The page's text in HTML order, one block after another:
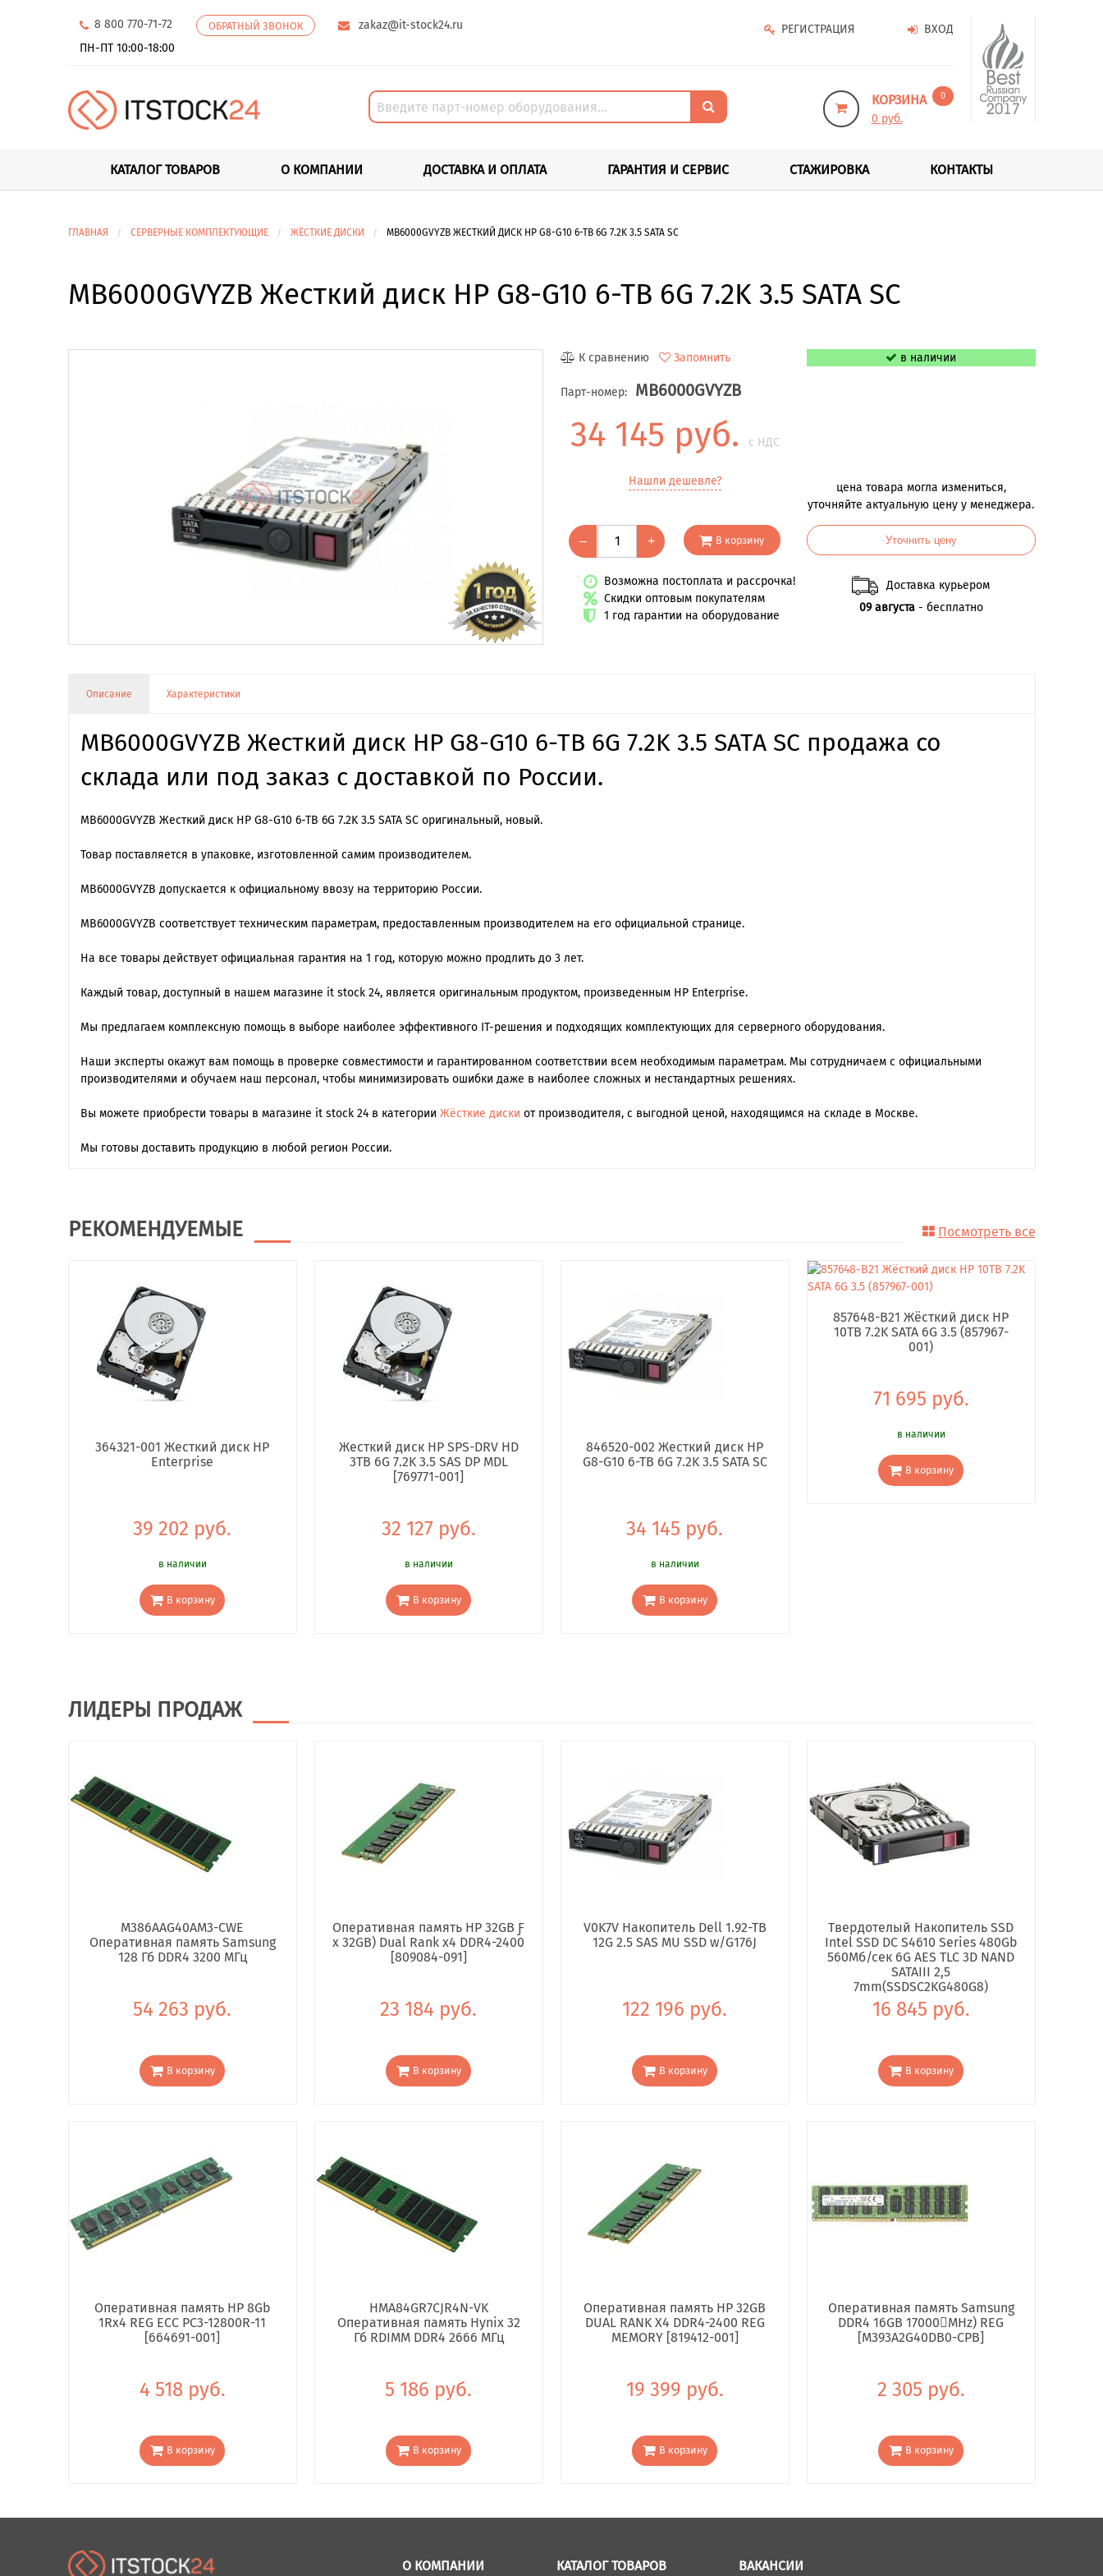
8 800 770-71-72 ОБРАТНЫЙ ЗВОНОК
zakaz@it-stock24.ru
ПН-ПТ 10:00-18:00
ВХОД
РЕГИСТРАЦИЯ
КОРЗИНА 0
0 руб.
КАТАЛОГ ТОВАРОВ О КОМПАНИИ ДОСТАВКА И ОПЛАТА ГАРАНТИЯ И СЕРВИС СТАЖИРОВКА КОНТАКТЫ
ГЛАВНАЯ СЕРВЕРНЫЕ КОМПЛЕКТУЮЩИЕ ЖЁСТКИЕ ДИСКИ MB6000GVYZB ЖЕСТКИЙ ДИСК HP G8-G10 6-TB 6G 7.2K 3.5 SATA SC
MB6000GVYZB Жесткий диск HP G8-G10 6-TB 6G 7.2K 3.5 SATA SC
К сравнению Запомнить
Парт-номер: MB6000GVYZB
34 145 руб. с НДС
Нашли дешевле?
– + В корзину
Возможна постоплата и рассрочка!
Скидки оптовым покупателям
1 год гарантии на оборудование
в наличии
цена товара могла измениться,
уточняйте актуальную цену у менеджера.
Уточнить цену
Доставка курьером
09 августа- бесплатно
Описание Характеристики
MB6000GVYZB Жесткий диск HP G8-G10 6-TB 6G 7.2K 3.5 SATA SC продажа со
склада или под заказ с доставкой по России.
MB6000GVYZB Жесткий диск HP G8-G10 6-TB 6G 7.2K 3.5 SATA SC оригинальный, новый.
Товар поставляется в упаковке, изготовленной самим производителем.
MB6000GVYZB допускается к официальному ввозу на территорию России.
MB6000GVYZB cоответствует техническим параметрам, предоставленным производителем на его официальной странице.
На все товары действует официальная гарантия на 1 год, которую можно продлить до 3 лет.
Каждый товар, доступный в нашем магазине it stock 24, является оригинальным продуктом, произведенным HP Enterprise.
Мы предлагаем комплексную помощь в выборе наиболее эффективного IT-решения и подходящих комплектующих для серверного оборудования.
Наши эксперты окажут вам помощь в проверке совместимости и гарантированном соответствии всем необходимым параметрам. Мы сотрудничаем с официальными
производителями и обучаем наш персонал, чтобы минимизировать ошибки даже в наиболее сложных и нестандартных решениях.
Вы можете приобрести товары в магазине it stock 24 в категории Жёсткие диски от производителя, с выгодной ценой, находящимся на складе в Москве.
Мы готовы доставить продукцию в любой регион России.
РЕКОМЕНДУЕМЫЕ Посмотреть все
364321-001 Жесткий диск HP
Enterprise
39 202 руб.
в наличии
В корзину
Жесткий диск HP SPS-DRV HD
3TB 6G 7.2K 3.5 SAS DP MDL
[769771-001]
32 127 руб.
в наличии
В корзину
846520-002 Жесткий диск HP
G8-G10 6-TB 6G 7.2K 3.5 SATA SC
34 145 руб.
в наличии
В корзину
857648-B21 Жёсткий диск HP
10TB 7.2K SATA 6G 3.5 (857967-
001)
71 695 руб.
в наличии
В корзину
ЛИДЕРЫ ПРОДАЖ
M386AAG40AM3-CWE
Оперативная память Samsung
128 Гб DDR4 3200 МГц
54 263 руб.
В корзину
Оперативная память HP 32GB Ƒ
x 32GB) Dual Rank x4 DDR4-2400
[809084-091]
23 184 руб.
В корзину
V0K7V Накопитель Dell 1.92-TB
12G 2.5 SAS MU SSD w/G176J
122 196 руб.
В корзину
Твердотелый Накопитель SSD
Intel SSD DC S4610 Series 480Gb
560Мб/сек 6G AES TLC 3D NAND
SATAIII 2,5
7mm(SSDSC2KG480G8)
16 845 руб.
В корзину
Оперативная память HP 8Gb
1Rx4 REG ECC PC3-12800R-11
[664691-001]
4 518 руб.
В корзину
HMA84GR7CJR4N-VK
Оперативная память Hynix 32
Гб RDIMM DDR4 2666 МГц
5 186 руб.
В корзину
Оперативная память HP 32GB
DUAL RANK X4 DDR4-2400 REG
MEMORY [819412-001]
19 399 руб.
В корзину
Оперативная память Samsung
DDR4 16GB 17000񢋕MHz) REG
[M393A2G40DB0-CPB]
2 305 руб.
В корзину
О КОМПАНИИ КАТАЛОГ ТОВАРОВ ВАКАНСИИ